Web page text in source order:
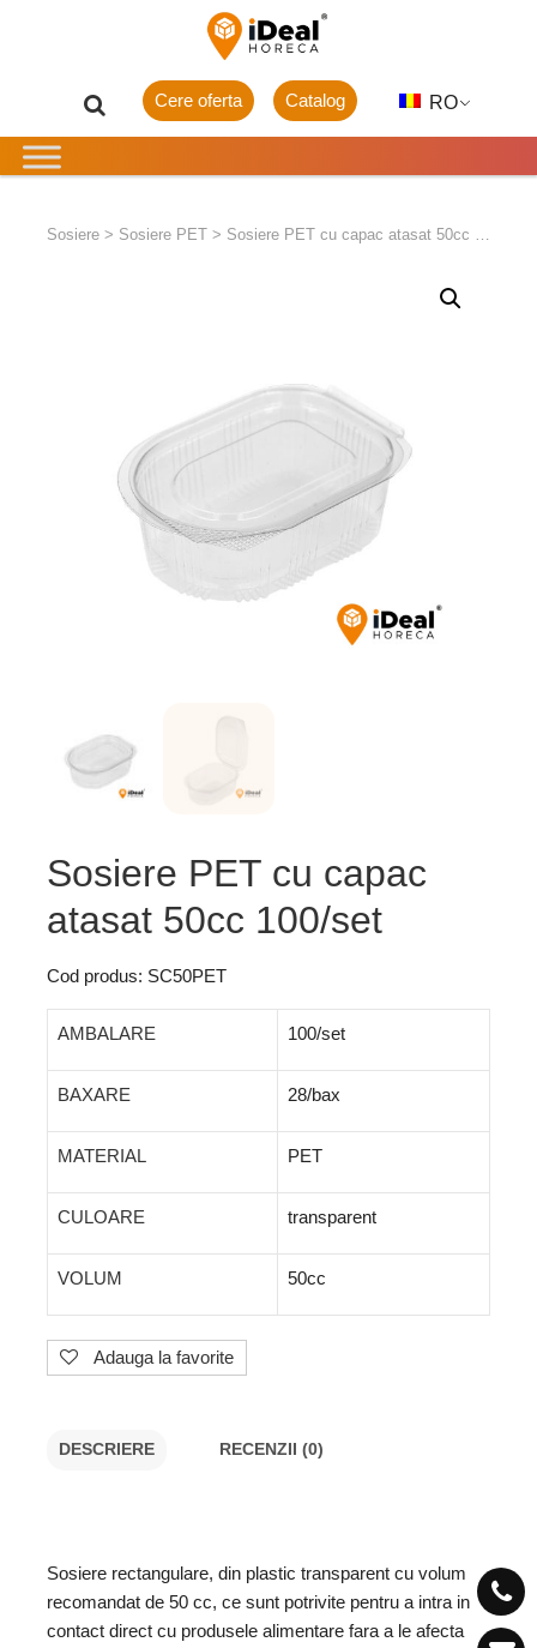
RO
Catalog
Cere oferta
Sosiere> Sosiere PET> Sosiere PET cu capac atasat 50cc 100/set
Sosiere PET cu capac
atasat 50cc 100/set
Cod produs: SC50PET
AMBALARE 100/set
BAXARE 28/bax
MATERIAL PET
CULOARE transparent
VOLUM 50cc
Adauga la favorite
DESCRIERE RECENZII (0)
Sosiere rectangulare, din plastic transparent cu volum
recomandat de 50 cc, ce sunt potrivite pentru a intra in
contact direct cu produsele alimentare fara a le afecta